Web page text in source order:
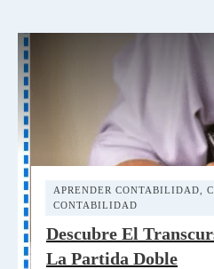
APRENDER CONTABILIDAD
CONTABILIDAD
Descubre El
La Partida Doble